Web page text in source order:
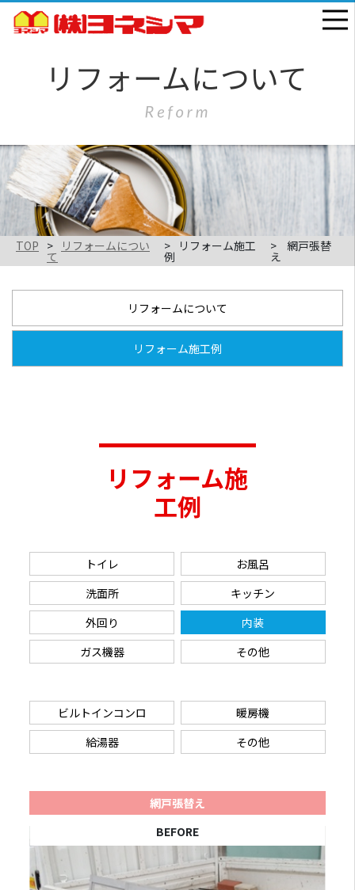
TOP リフォームについ
て
リフォーム施工
例
網戸張替
え
リフォームについて
リフォーム施工例
リフォーム施
工例
トイレ
お風呂
洗面所
キッチン
外回り
内装
ガス機器
その他
ビルトインコンロ
暖房機
給湯器
その他
網戸張替え